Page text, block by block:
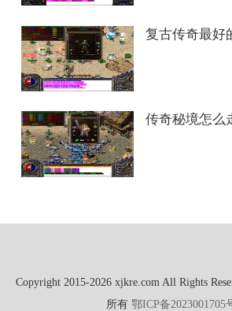
复古传奇最好
传奇秘境怎么
Copyright 2015-2026 xjkre.com All Rights
所有 鄂ICP备2023001705